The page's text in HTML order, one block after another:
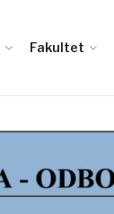
Fakultet